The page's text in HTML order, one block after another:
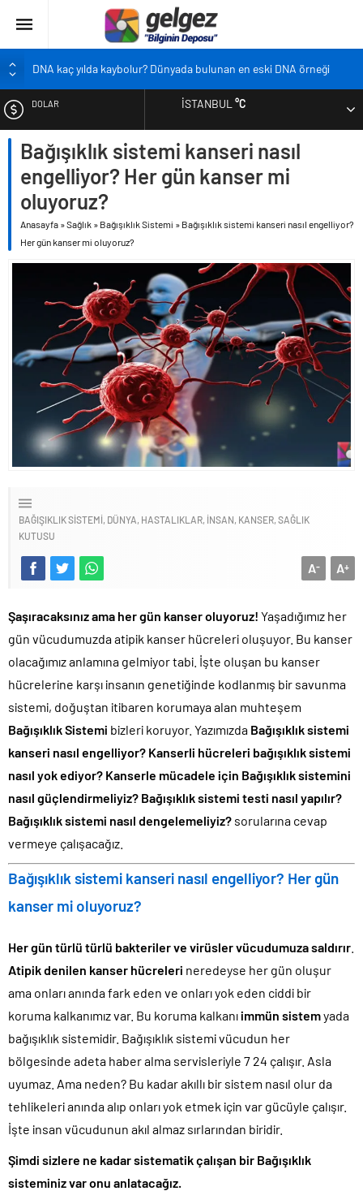
DNA kaç yılda kaybolur? Dünyada bulunan en eski DNA örneği
Pandemi bebekleri neden diğer bebeklerden farklı?
Siyah çay içmek ölüm riskini azaltıyor
Çocukların boyu artık önceden belirlenebilecek
DOLAR
EURO
ALTIN
BIST
İSTANBUL°C
Bağışıklık sistemi kanseri nasıl
engelliyor? Her gün kanser mi
oluyoruz?
Anasayfa »Sağlık » Bağışıklık Sistemi » Bağışıklık sistemi kanseri nasıl engelliyor?
Her gün kanser mi oluyoruz?
BAĞIŞIKLIK SISTEMI DÜNYA HASTALIKLAR İNSAN KANSER SAĞLIK
KUTUSU
A+
A-
Şaşıracaksınız ama her gün kanser oluyoruz! Yaşadığımız her
gün vücudumuzda atipik kanser hücreleri oluşuyor. Bu kanser
olacağımız anlamına gelmiyor tabi. İşte oluşan bu kanser
hücrelerine karşı insanın genetiğinde kodlanmış bir savunma
sistemi, doğuştan itibaren korumaya alan muhteşem
Bağışıklık Sistemi bizleri koruyor. Yazımızda Bağışıklık sistemi
kanseri nasıl engelliyor? Kanserli hücreleri bağışıklık sistemi
nasıl yok ediyor? Kanserle mücadele için Bağışıklık sistemini
nasıl güçlendirmeliyiz? Bağışıklık sistemi testi nasıl yapılır?
Bağışıklık sistemi nasıl dengelemeliyiz? sorularına cevap
vermeye çalışacağız.
Bağışıklık sistemi kanseri nasıl engelliyor? Her gün
kanser mi oluyoruz?
Her gün türlü türlü bakteriler ve virüsler vücudumuza saldırır
Atipik denilen kanser hücreleri neredeyse her gün oluşur
ama onları anında fark eden ve onları yok eden ciddi bir
koruma kalkanımız var. Bu koruma kalkanıimmün sistemyada
bağışıklık sistemidir. Bağışıklık sistemi vücudun her
bölgesinde adeta haber alma servisleriyle 7 24 çalışır. Asla
uyumaz. Ama neden? Bu kadar akıllı bir sistem nasıl olur da
tehlikeleri anında alıp onları yok etmek için var gücüyle çalışır.
İşte insan vücudunun akıl almaz sırlarından biridir.
Şimdi sizlere ne kadar sistematik çalışan bir Bağışıklık
sisteminiz var onu anlatacağız.